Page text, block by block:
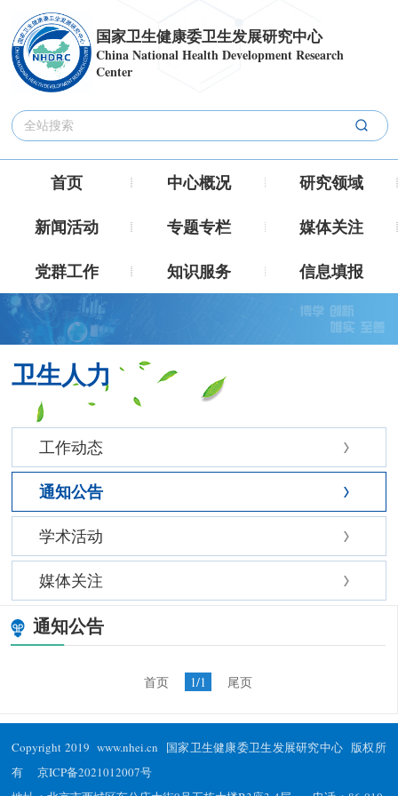
国家卫生健康委卫生发展研究中心
China National Health Development Research
Center
首页 中心概况
研究领域
新闻活动
专题专栏
媒体关注
党群工作
知识服务 信息填报
卫生人力
工作动态
通知公告
学术活动
媒体关注
通知公告
首页 1/1 尾页
Copyright 2019 www.nhei.cn 国家卫生健康委卫生发展研究中心 版权所
有京ICP备2021012007号